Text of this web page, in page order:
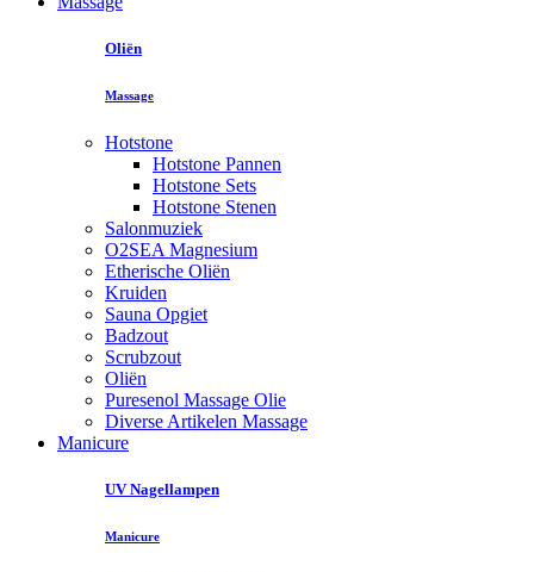
Oliën
Massage
Hotstone
Hotstone Pannen
Hotstone Sets
Hotstone Stenen
Salonmuziek
O2SEA Magnesium
Etherische Oliën
Kruiden
Sauna Opgiet
Badzout
Scrubzout
Oliën
Puresenol Massage Olie
Diverse Artikelen Massage
Manicure
UV Nagellampen
Manicure